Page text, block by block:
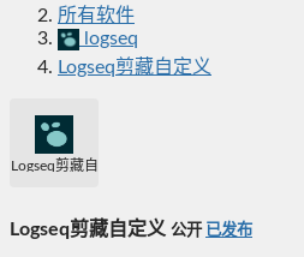
所有软件
logseq
Logseq剪藏自定义
Logseq剪藏自定义
Logseq剪藏自定义 公开 已发布